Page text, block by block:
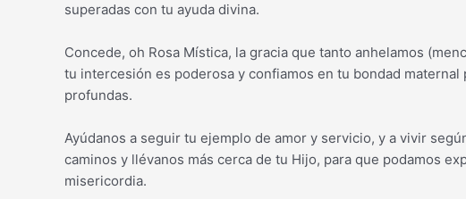
superadas con tu ayuda divina.
Concede, oh Rosa Mística, la gracia que tanto anhelamos
tu intercesión es poderosa y confiamos en tu bondad maternal
profundas.
Ayúdanos a seguir tu ejemplo de amor y servicio, y a vivir
caminos y llévanos más cerca de tu Hijo, para que podamos
misericordia.